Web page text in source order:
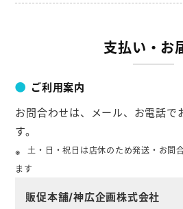
支払い・お
ご利用案内
お問合わせは、メール、お電話で
す。
土・日・祝日は店休のため発送・お問
ます
販促本舗/神広企画株式会社